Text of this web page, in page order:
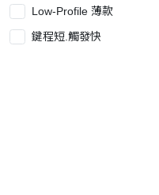
Low-Profile 薄款
鍵程短.觸發快